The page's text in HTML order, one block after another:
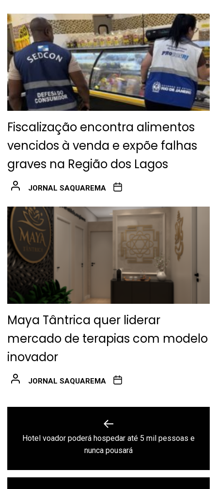
Fiscalização encontra alimentos
vencidos à venda e expõe falhas
graves na Região dos Lagos
JORNAL SAQUAREMA
Maya Tântrica quer liderar
mercado de terapias com modelo
inovador
JORNAL SAQUAREMA
Previous
post:
Hotel voador poderá hospedar até 5 mil pessoas e
nunca pousará